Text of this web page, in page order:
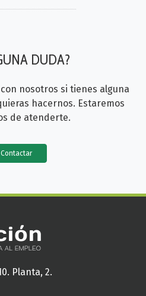
DUDA?
nosotros si tienes alguna
hacernos. Estaremos
de atenderte.
Contactar
Planta, 2.